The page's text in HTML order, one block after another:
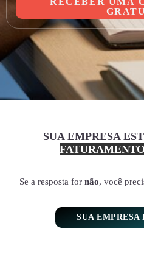
SUA EMPRESA
Se a resposta for não, você
SUA EMPRESA